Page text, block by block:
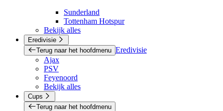
Sunderland
Tottenham Hotspur
Bekijk alles
Eredivisie
Terug naar het hoofdmenu Eredivisie
Ajax
PSV
Feyenoord
Bekijk alles
Cups
Terug naar het hoofdmenu